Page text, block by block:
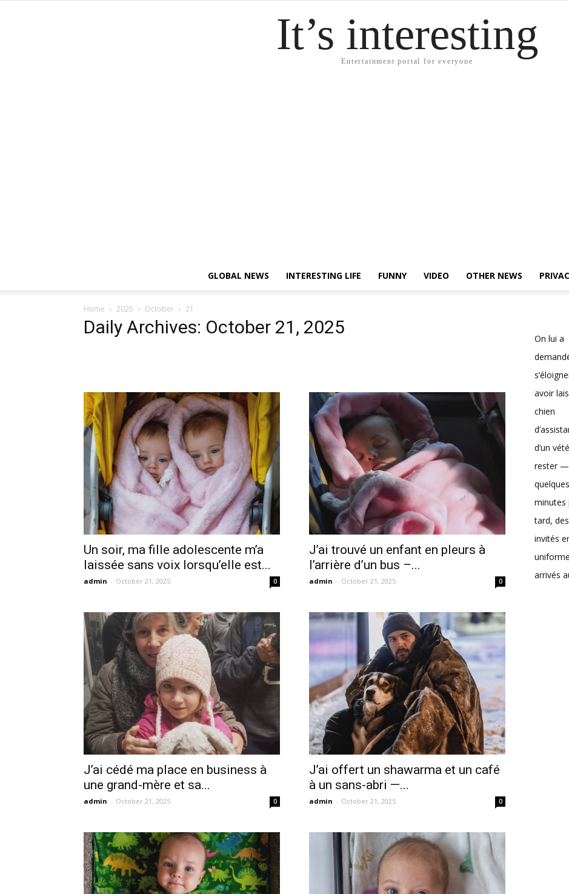
It’s interesting
Entertainment portal for everyone
GLOBAL NEWS INTERESTING LIFE FUNNY VIDEO OTHER NEWS
Home 2025 October 21
Daily Archives: October 21, 2025
Un soir, ma fille adolescente m’a
laissée sans voix lorsqu’elle est...
admin - October 21, 2025 0
J’ai trouvé un enfant en pleurs à
l’arrière d’un bus –...
admin - October 21, 2025 0
J’ai cédé ma place en business à
une grand-mère et sa...
admin - October 21, 2025 0
J’ai offert un shawarma et un café
à un sans-abri —...
admin - October 21, 2025 0
On lui a
avoir
chien
d’un
rester —
quelques
minutes
tard, des
invités
arrivés